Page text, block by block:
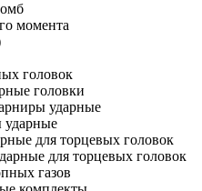
момента
головок
головки
ударные
ударные
для торцевых головок
для торцевых головок
газов